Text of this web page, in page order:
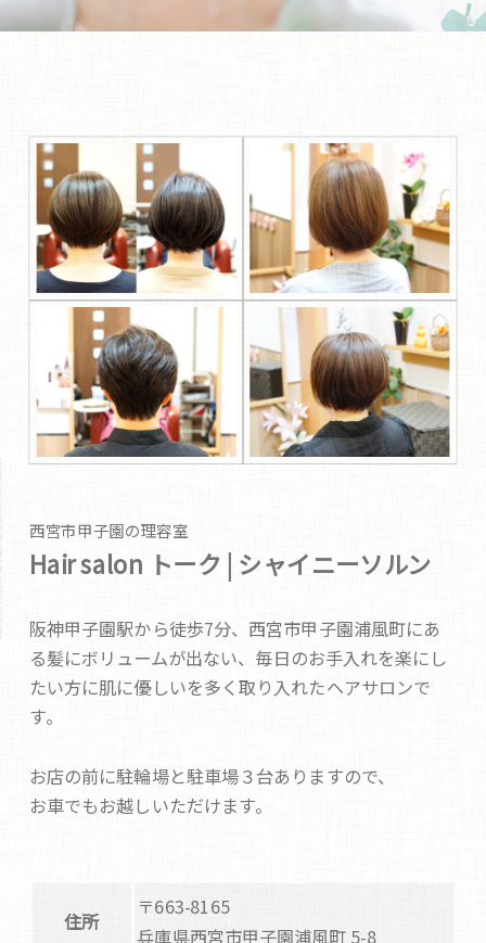
西宮市甲子園の理容室
Hair salon トーク | シャイニーソルン
阪神甲子園駅から徒歩7分、西宮市甲子園浦風町にあ
る髪にボリュームが出ない、毎日のお手入れを楽にし
たい方に肌に優しいを多く取り入れたヘアサロンで
す。
お店の前に駐輪場と駐車場３台ありますので、
お車でもお越しいただけます。
住所
〒663-8165
兵庫県西宮市甲子園浦風町 5-8